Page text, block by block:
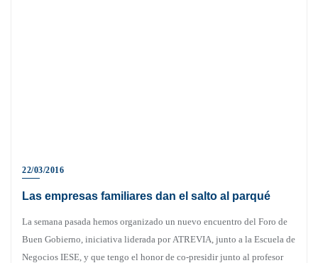
22/03/2016
Las empresas familiares dan el salto al parqué
La semana pasada hemos organizado un nuevo encuentro del Foro de
Buen Gobierno, iniciativa liderada por ATREVIA, junto a la Escuela de
Negocios IESE, y que tengo el honor de co-presidir junto al profesor